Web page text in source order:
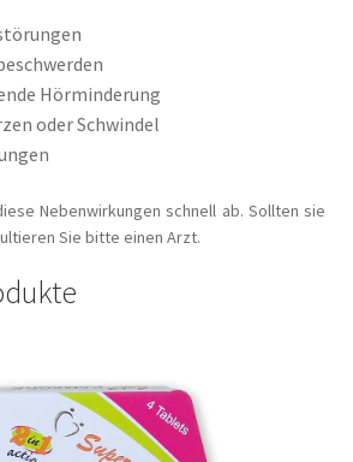
Hörminderung
oder Schwindel
Nebenwirkungen schnell ab. Sollten sie
Sie bitte einen Arzt.